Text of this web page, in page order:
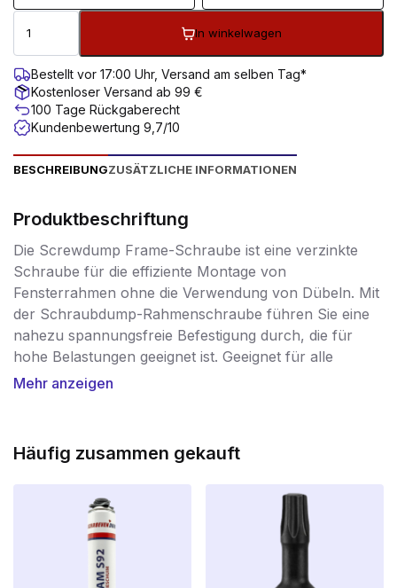
In winkelwagen
Bestellt vor 17:00 Uhr, Versand am selben Tag*
Kostenloser Versand ab 99 €
100 Tage Rückgaberecht
Kundenbewertung 9,7/10
BESCHREIBUNGZUSÄTZLICHE INFORMATIONEN
Produktbeschriftung
Die Screwdump Frame-Schraube ist eine verzinkte
Schraube für die effiziente Montage von
Fensterrahmen ohne die Verwendung von Dübeln. Mit
der Schraubdump-Rahmenschraube führen Sie eine
nahezu spannungsfreie Befestigung durch, die für
hohe Belastungen geeignet ist. Geeignet für alle
gängigen Bau- und Rahmenmaterialien. Bohren Sie mit
Die Ausführungen mit Zylinderkopf sind sowohl für
Nach dem Bohren kann die Schraube direkt in den
massiven oder gelochten Baustoff eingedreht werden.
Durch das durchgehende Spezialgewinde der
Schraubdump-Rahmenschrauben wird sie
Mehr anzeigen
Häufig zusammen gekauft